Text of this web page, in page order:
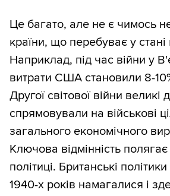
Це багато, але не є чимось
країни, що перебуває у стані
Наприклад, під час війни у
витрати США становили 8-
Другої світової війни великі
спрямовували на військові
загального економічного
Ключова відмінність
політиці. Британські
1940-х років намагалися і